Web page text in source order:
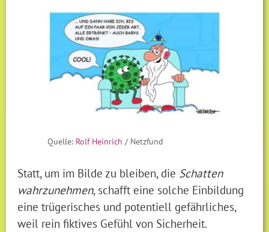
Quelle: Rolf Heinrich / Netzfund
Statt, um im Bilde zu bleiben, die Schatten
wahrzunehmen, schafft eine solche Einbildung
eine trügerisches und potentiell gefährliches,
weil rein fiktives Gefühl von Sicherheit.